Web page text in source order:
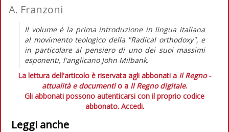
A. Franzoni
Il volume è la prima introduzione in lingua italiana
al movimento teologico della "Radical orthodoxy", e
in particolare al pensiero di uno dei suoi massimi
esponenti, l'anglicano John Milbank.
La lettura dell'articolo è riservata agli abbonati a Il Regno -
attualità e documentio a Il Regno digitale.
Gli abbonati possono autenticarsi con il proprio codice
abbonato. Accedi.
Leggi anche